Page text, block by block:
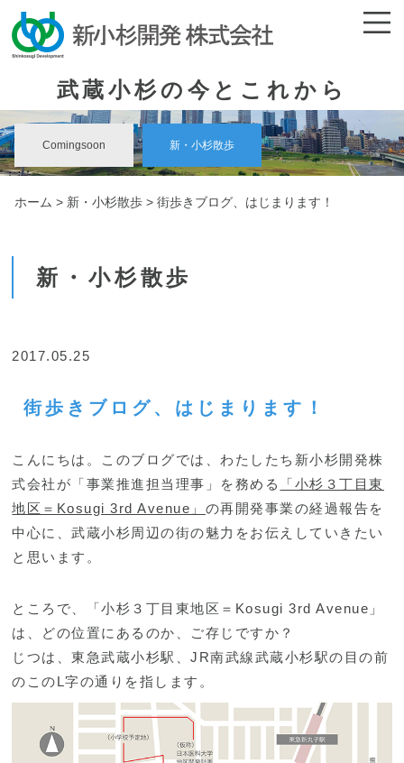
武蔵小杉の今とこれから
Comingsoon 新・小杉散歩
ホーム > 新・小杉散歩> 街歩きブログ、はじまります！
新・小杉散歩
2017.05.25
街歩きブログ、はじまります！
こんにちは。このブログでは、わたしたち新小杉開発株
式会社が「事業推進担当理事」を務める
「小杉３丁目東
地区＝Kosugi 3rd Avenue」 の再開発事業の経過報告を
中心に、武蔵小杉周辺の街の魅力をお伝えしていきたい
と思います。
ところで、「小杉３丁目東地区＝Kosugi 3rd Avenue」
は、どの位置にあるのか、ご存じですか？
じつは、東急武蔵小杉駅、JR南武線武蔵小杉駅の目の前
のこのL字の通りを指します。